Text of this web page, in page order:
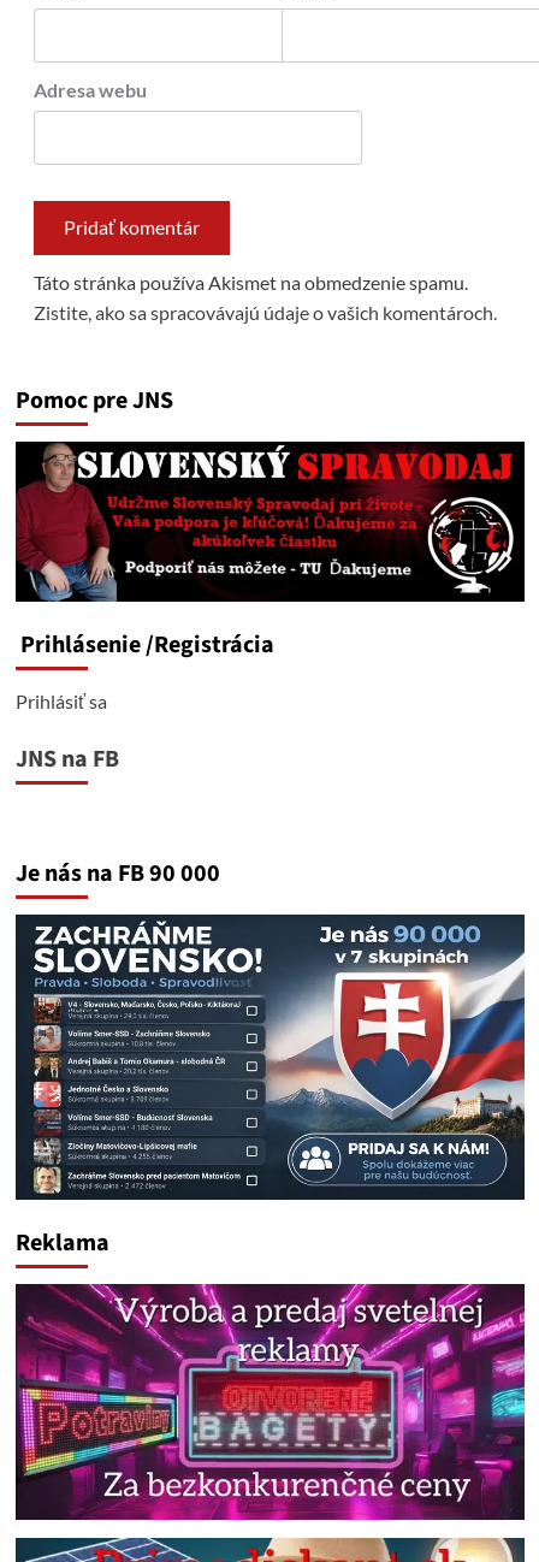
Adresa webu
Táto stránka používa Akismet na obmedzenie spamu.
Zistite, ako sa spracovávajú údaje o vašich komentároch.
Pomoc pre JNS
Prihlásenie/Registrácia
Prihlásiť sa
JNS na FB
Je nás na FB 90 000
Reklama